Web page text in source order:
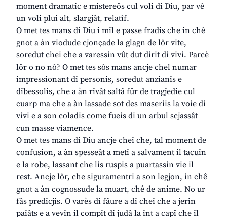
moment dramatic e mistereôs cul voli di Diu, par vê
un voli plui alt, slargjât, relatîf.
O met tes mans di Diu i mil e passe fradis che in chê
gnot a àn viodude cjonçade la glagn de lôr vite,
soredut chei che a varessin vût dut dirit di vivi. Parcè
lôr o no nô? O met tes sôs mans ancje chel numar
impressionant di personis, soredut anzianis e
dibessolis, che a àn rivât saltâ fûr de tragjedie cul
cuarp ma che a àn lassade sot des maseriis la voie di
vivi e a son coladis come fueis di un arbul scjassât
cun masse viamence.
O met tes mans di Diu ancje chei che, tal moment de
confusion, a àn spesseât a meti a salvament il tacuin
e la robe, lassant che lis ruspis a puartassin vie il
rest. Ancje lôr, che siguramentri a son legjon, in chê
gnot a àn cognossude la muart, chê de anime. No ur
fâs predicjis. O varès di fâure a di chei che a jerin
paiâts e a vevin il compit di judâ la int a capî che il